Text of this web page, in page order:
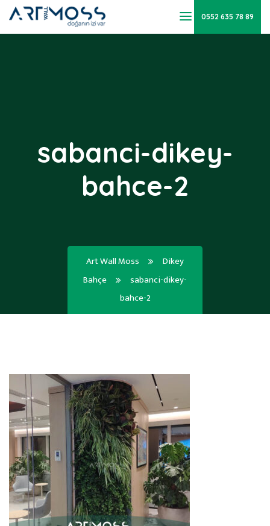
0552 635 78 89
sabanci-dikey-
bahce-2
Art Wall Moss
Dikey
Bahçe
sabanci-dikey-
bahce-2